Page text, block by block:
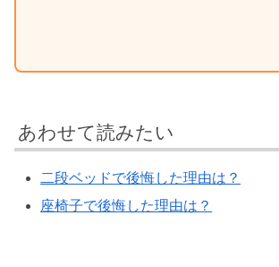
あわせて読みたい
二段ベッドで後悔した理由は？
座椅子で後悔した理由は？